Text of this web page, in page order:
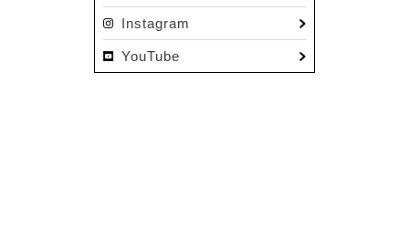
2022.11(16)
Instagram
YouTube